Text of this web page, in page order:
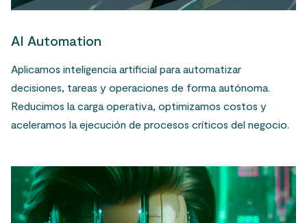
AI Automation
Aplicamos inteligencia artificial para automatizar
decisiones, tareas y operaciones de forma autónoma.
Reducimos la carga operativa, optimizamos costos y
aceleramos la ejecución de procesos críticos del negocio.